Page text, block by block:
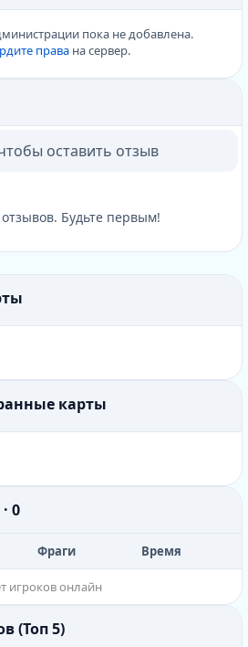
пока не добавлена.
права на сервер.
оставить отзыв
Будьте первым!
карты
0
Фраги Время
игроков онлайн
(Топ 5)